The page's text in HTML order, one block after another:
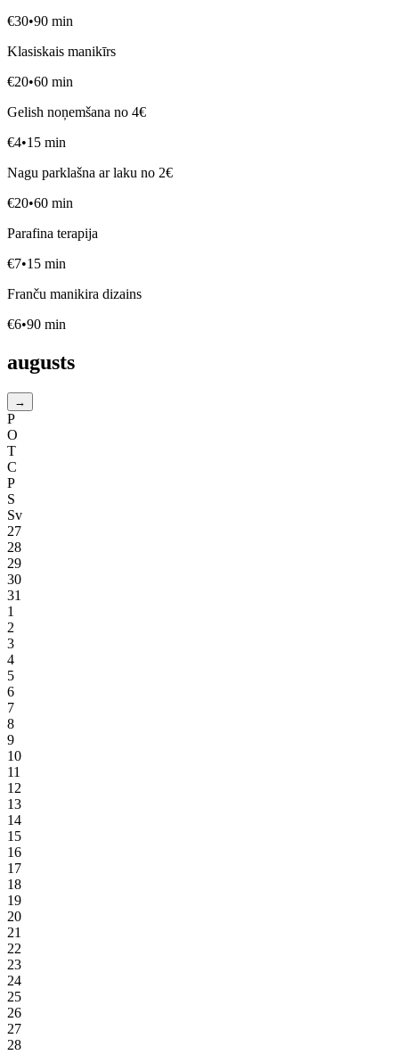
€30•90 min
Klasiskais manikīrs
€20•60 min
Gelish noņemšana no 4€
€4•15 min
Nagu parklašna ar laku no 2€
€20•60 min
Parafina terapija
€7•15 min
Franču manikira dizains
€6•90 min
augusts
→
P
O
T
C
P
S
Sv
27
28
29
30
31
1
2
3
4
5
6
7
8
9
10
11
12
13
14
15
16
17
18
19
20
21
22
23
24
25
26
27
28